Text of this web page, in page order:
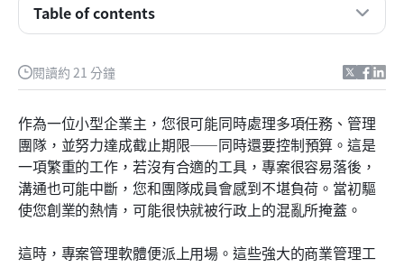
閱讀約 21 分鐘
作為一位小型企業主，您很可能同時處理多項任務、管理
團隊，並努力達成截止期限——同時還要控制預算。這是
一項繁重的工作，若沒有合適的工具，專案很容易落後，
溝通也可能中斷，您和團隊成員會感到不堪負荷。當初驅
使您創業的熱情，可能很快就被行政上的混亂所掩蓋。
這時，專案管理軟體便派上用場。這些強大的商業管理工
Table of contents
什麼是小型企業專案管理軟體？
8款最佳小型企業管理軟體評測
如何為小型企業選擇合適的公司管理軟體：逐步指南
小型企業在使用商業管理工具時常見的挑戰
關於小型企業管理軟體的最終想法